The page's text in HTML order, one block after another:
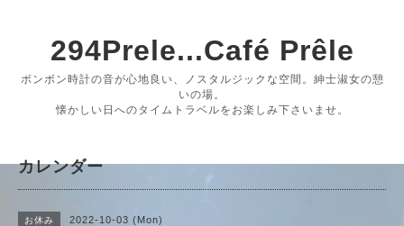
294Prele...Café Prêle
ボンボン時計の音が心地良い、ノスタルジックな空間。紳士淑女の憩
いの場。
懐かしい日へのタイムトラベルをお楽しみ下さいませ。
カレンダー
お休み 2022-10-03 (Mon)